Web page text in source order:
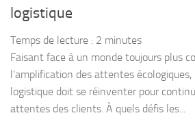
logistique
Temps de lecture : 2 minutes
Faisant face à un monde toujours plus
l’amplification des attentes
logistique doit se réinventer pour
attentes des clients. À quels défis les...